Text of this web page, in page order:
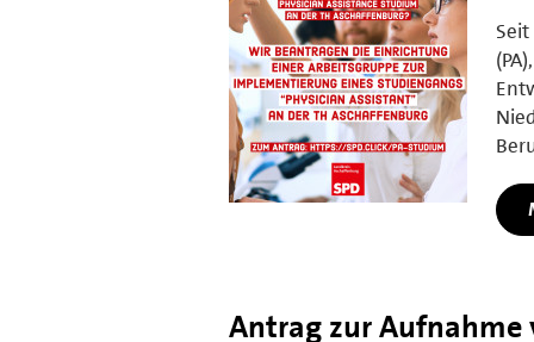
Antrag zur Aufnahme